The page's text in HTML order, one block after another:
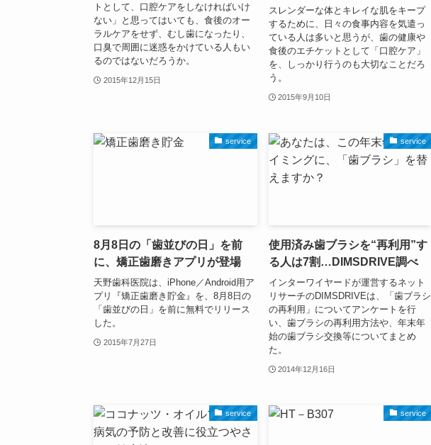
トとして、口腔ケアをしなければいけ
ない」と思ってはいても、食後のオー
ラルケアをせず、むし歯になったり、
口臭で周囲に迷惑をかけている人もい
るのではないだろうか。
2015年12月15日
スレンダーな体とキレイな肌をキープ
するために、日々の食事内容を気遣っ
ている人は多いと思うが、歯の健康や
食後のエチケットとして「口腔ケア」
を、しっかり行うのも大切なことだろ
う。
2015年9月10日
service
8月8日の「歯並びの日」を前
に、矯正歯磨きアプリが登場
天野歯科医院は、iPhone／Android用ア
プリ『矯正歯磨き貯金』を、8月8日の
「歯並びの日」を前に無料でリリース
した。
2015年7月27日
service
使用済み歯ブラシを“再利用”す
る人は7割…DIMSDRIVE調べ
インターワイヤードが運営するネット
リサーチのDIMSDRIVEは、「歯ブラシ
の再利用」についてアンケートを行
い、歯ブラシの再利用方法や、年末年
始の歯ブラシ交換等についてまとめ
た。
2014年12月16日
service service